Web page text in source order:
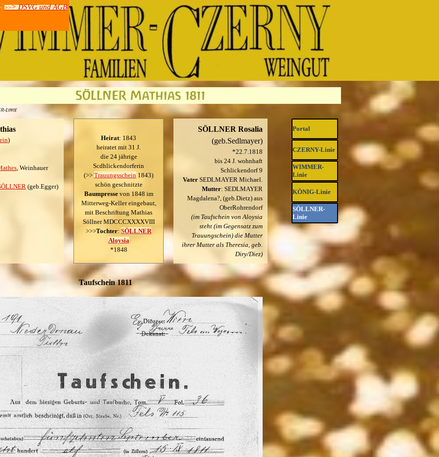
>>> DSVG und AGB
SÖLLNER Mathias 1811
Linie
)
, Weinhauer
(geb.Egger)
Heirat: 1843
heiratet mit 31 J.
die 24 jährige
Scdhlickendorferin
(>>Trauungsschein 1843)
schön geschnitzte
Baumpressevon 1848 im
Mitterweg-Keller eingebaut,
mit Beschriftung Mathias
Söllner MDCCCXXXXVIII
>>>Tochter:SÖLLNER
Aloysia
*1848
SÖLLNER Rosalia
(geb.Sedlmayer)
*22.7.1818
bis 24 J. wohnhaft
Schlickendorf 9
VaterSEDLMAYER Michael.
Mutter: SEDLMAYER
Magdalena?, (geb.Dietz) aus
OberRohrendorf
(im Taufschein von Aloysia
steht (im Gegensatz zum
Trauungschein) die Mutter
ihrer Mutter als Theresia, geb.
Diry/Diez)
Taufschein 1811
Menü überspringen
Portal
CZERNY-Linie
WIMMER-
Linie
KÖNIG-Linie
SÖLLNER-
Linie
▼